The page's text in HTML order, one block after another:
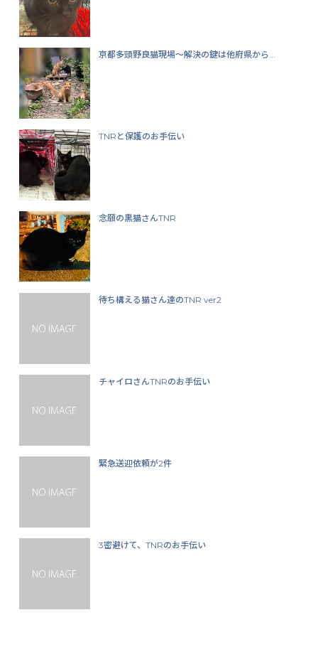
京都多頭野良猫現場〜解決の鍵は他府県から...
TNRと保護のお手伝い
念願の黒猫さんTNR
待ち構える猫さん達のTNR ver2
チャイロさんTNRのお手伝い
緊急送迎依頼が2件
3密避けて、TNRのお手伝い